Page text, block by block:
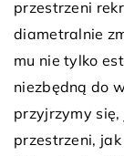
przestrzeni
diametralnie
mu nie tylko
niezbędną do
przyjrzymy
przestrzeni,